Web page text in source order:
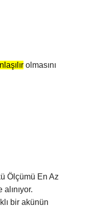
olmasını
Ölçümü En Az
bir akünün